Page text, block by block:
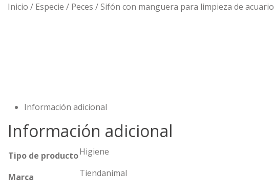
Inicio / Especie / Peces / Sifón con manguera para limpieza de acuario
Información adicional
Información adicional
Tipo de productoHigiene
Marca Tiendanimal